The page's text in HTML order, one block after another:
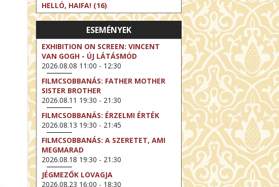
HELLÓ, HAIFA! (16)
ESEMÉNYEK
EXHIBITION ON SCREEN: VINCENT
VAN GOGH - ÚJ LÁTÁSMÓD
2026.08.08 11:00 - 12:30
FILMCSOBBANÁS: FATHER MOTHER
SISTER BROTHER
2026.08.11 19:30 - 21:30
FILMCSOBBANÁS: ÉRZELMI ÉRTÉK
2026.08.13 19:30 - 21:45
FILMCSOBBANÁS: A SZERETET, AMI
MEGMARAD
2026.08.18 19:30 - 21:30
JÉGMEZŐK LOVAGJA
2026.08.23 16:00 - 18:30